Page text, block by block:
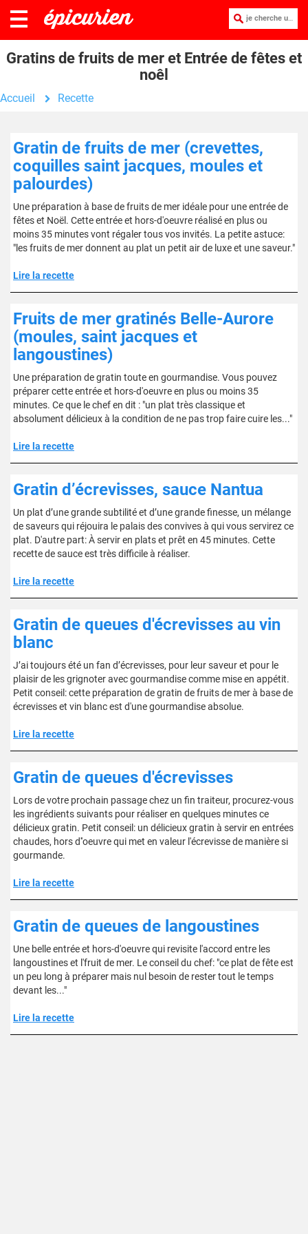
je cherche une recette :
Gratins de fruits de mer et Entrée de fêtes et
noêl
Accueil Recette
Gratin de fruits de mer (crevettes,
coquilles saint jacques, moules et
palourdes)
Une préparation à base de fruits de mer idéale pour une entrée de
fêtes et Noël. Cette entrée et hors-d'oeuvre réalisé en plus ou
moins 35 minutes vont régaler tous vos invités. La petite astuce:
"les fruits de mer donnent au plat un petit air de luxe et une saveur."
Lire la recette
Fruits de mer gratinés Belle-Aurore
(moules, saint jacques et
langoustines)
Une préparation de gratin toute en gourmandise. Vous pouvez
préparer cette entrée et hors-d'oeuvre en plus ou moins 35
minutes. Ce que le chef en dit : "un plat très classique et
absolument délicieux à la condition de ne pas trop faire cuire les..."
Lire la recette
Gratin d’écrevisses, sauce Nantua
Un plat d’une grande subtilité et d’une grande finesse, un mélange
de saveurs qui réjouira le palais des convives à qui vous servirez ce
plat. D'autre part: À servir en plats et prêt en 45 minutes. Cette
recette de sauce est très difficile à réaliser.
Lire la recette
Gratin de queues d'écrevisses au vin
blanc
J’ai toujours été un fan d’écrevisses, pour leur saveur et pour le
plaisir de les grignoter avec gourmandise comme mise en appétit.
Petit conseil: cette préparation de gratin de fruits de mer à base de
écrevisses et vin blanc est d'une gourmandise absolue.
Lire la recette
Gratin de queues d'écrevisses
Lors de votre prochain passage chez un fin traiteur, procurez-vous
les ingrédients suivants pour réaliser en quelques minutes ce
délicieux gratin. Petit conseil: un délicieux gratin à servir en entrées
chaudes, hors d''oeuvre qui met en valeur l'écrevisse de manière si
gourmande.
Lire la recette
Gratin de queues de langoustines
Une belle entrée et hors-d'oeuvre qui revisite l'accord entre les
langoustines et l'fruit de mer. Le conseil du chef: "ce plat de fête est
un peu long à préparer mais nul besoin de rester tout le temps
devant les..."
Lire la recette